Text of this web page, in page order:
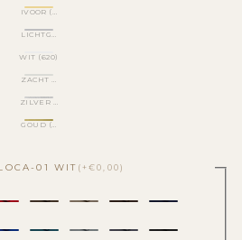
IVOOR (510)
LICHTGRIJS (560)
WIT (620)
ZACHT WIT (500)
ZILVER GLITTER (170)
GOUD (695)
01 WIT (+€0,00)